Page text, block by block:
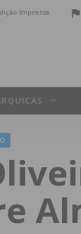
Impressa